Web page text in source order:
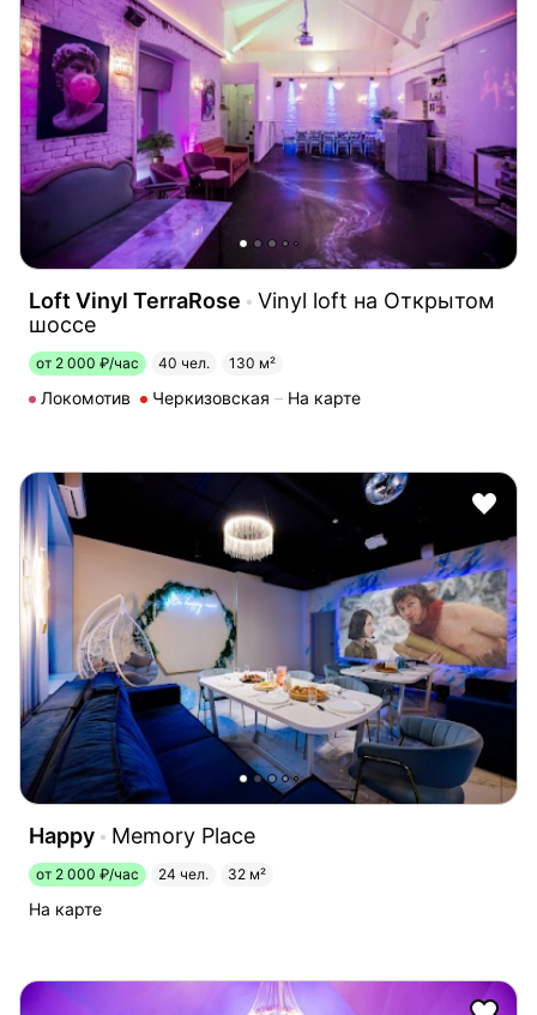
Loft Vinyl TerraRose
Vinyl loft на Открытом
шоссе
от 2 000 ₽/час 40 чел. 130 м²
Локомотив Черкизовская На карте
Happy Memory Place
от 2 000 ₽/час 24 чел. 32 м²
На карте